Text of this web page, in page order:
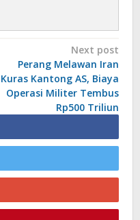
Next post
Perang Melawan Iran
Kuras Kantong AS, Biaya
Operasi Militer Tembus
Rp500 Triliun